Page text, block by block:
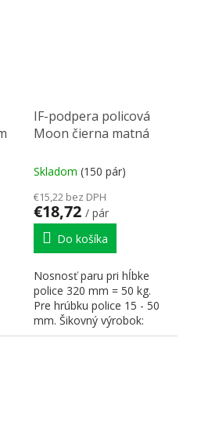
IF-podpera policová
Moon čierna matná
Skladom (150 pár)
€15,22 bez DPH
€18,72 / pár
Do košíka
Nosnosť paru pri hĺbke
police 320 mm = 50 kg.
Pre hrúbku police 15 - 50
mm. Šikovný výrobok:
Jedna podpera - mnoho...